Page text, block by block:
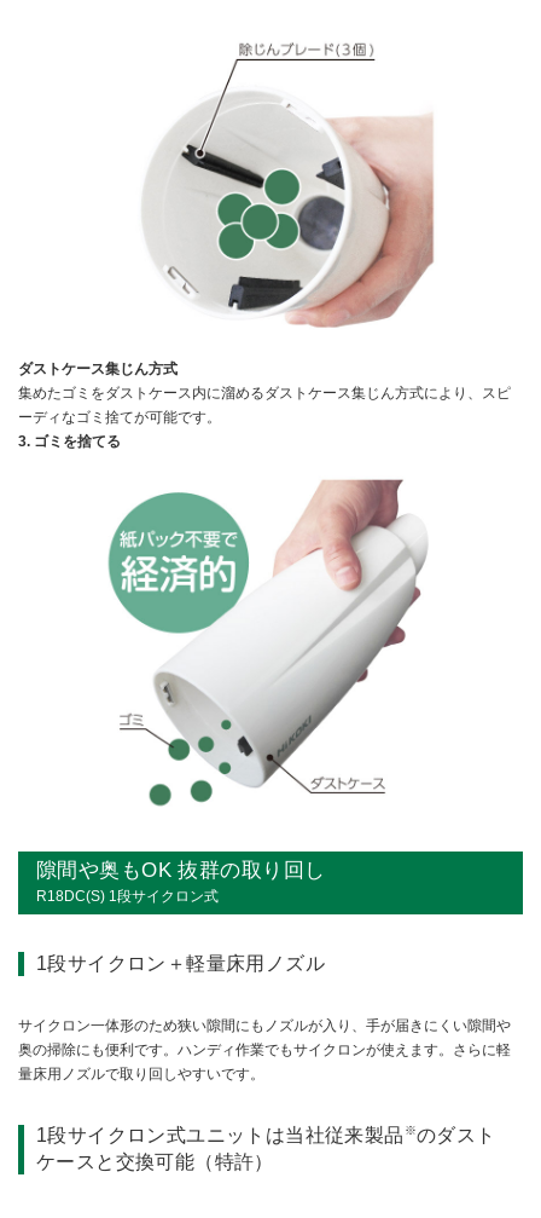
ダストケース集じん方式
集めたゴミをダストケース内に溜めるダストケース集じん方式により、スピ
ーディなゴミ捨てが可能です。
3. ゴミを捨てる
隙間や奥もOK 抜群の取り回し
R18DC(S) 1段サイクロン式
1段サイクロン＋軽量床用ノズル
サイクロン一体形のため狭い隙間にもノズルが入り、手が届きにくい隙間や
奥の掃除にも便利です。ハンディ作業でもサイクロンが使えます。さらに軽
量床用ノズルで取り回しやすいです。
1段サイクロン式ユニットは当社従来製品 ※のダスト
ケースと交換可能（特許）